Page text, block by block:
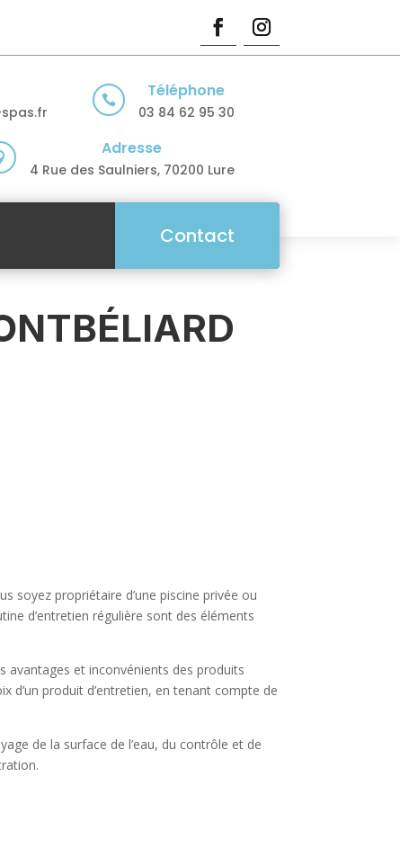
 Téléphone
03 84 62 95 30
Adresse
4 Rue des Saulniers, 70200 Lure
Contact
soyez propriétaire d’une piscine privée ou
d’entretien régulière sont des éléments
avantages et inconvénients des produits
d’un produit d’entretien, en tenant compte de
de la surface de l’eau, du contrôle et de